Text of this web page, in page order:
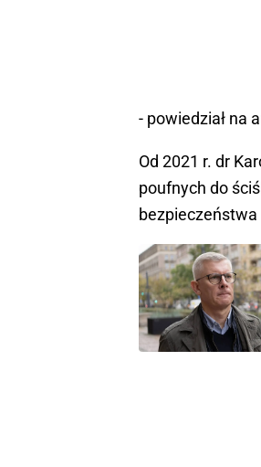
- powiedział na
Od 2021 r. dr
poufnych do